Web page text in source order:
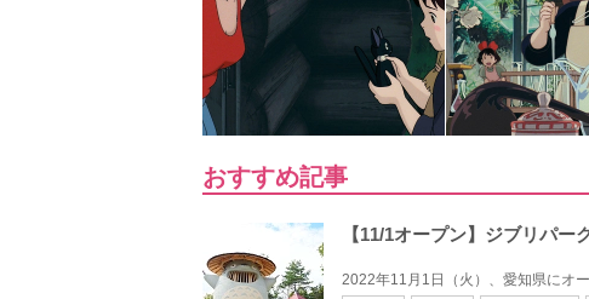
おすすめ記事
【11/1オープン】ジブリパ
2022年11月1日（火）、愛知県にオ